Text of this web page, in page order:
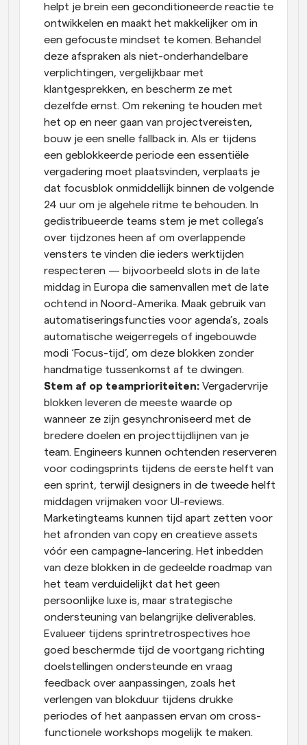
helpt je brein een geconditioneerde reactie te
ontwikkelen en maakt het makkelijker om in
een gefocuste mindset te komen. Behandel
deze afspraken als niet-onderhandelbare
verplichtingen, vergelijkbaar met
klantgesprekken, en bescherm ze met
dezelfde ernst. Om rekening te houden met
het op en neer gaan van projectvereisten,
bouw je een snelle fallback in. Als er tijdens
een geblokkeerde periode een essentiële
vergadering moet plaatsvinden, verplaats je
dat focusblok onmiddellijk binnen de volgende
24 uur om je algehele ritme te behouden. In
gedistribueerde teams stem je met collega’s
over tijdzones heen af om overlappende
vensters te vinden die ieders werktijden
respecteren — bijvoorbeeld slots in de late
middag in Europa die samenvallen met de late
ochtend in Noord-Amerika. Maak gebruik van
automatiseringsfuncties voor agenda’s, zoals
automatische weigerregels of ingebouwde
modi ‘Focus-tijd’, om deze blokken zonder
handmatige tussenkomst af te dwingen.
Stem af op teamprioriteiten: Vergadervrije
blokken leveren de meeste waarde op
wanneer ze zijn gesynchroniseerd met de
bredere doelen en projecttijdlijnen van je
team. Engineers kunnen ochtenden reserveren
voor codingsprints tijdens de eerste helft van
een sprint, terwijl designers in de tweede helft
middagen vrijmaken voor UI-reviews.
Marketingteams kunnen tijd apart zetten voor
het afronden van copy en creatieve assets
vóór een campagne-lancering. Het inbedden
van deze blokken in de gedeelde roadmap van
het team verduidelijkt dat het geen
persoonlijke luxe is, maar strategische
ondersteuning van belangrijke deliverables.
Evalueer tijdens sprintretrospectives hoe
goed beschermde tijd de voortgang richting
doelstellingen ondersteunde en vraag
feedback over aanpassingen, zoals het
verlengen van blokduur tijdens drukke
periodes of het aanpassen ervan om cross-
functionele workshops mogelijk te maken.